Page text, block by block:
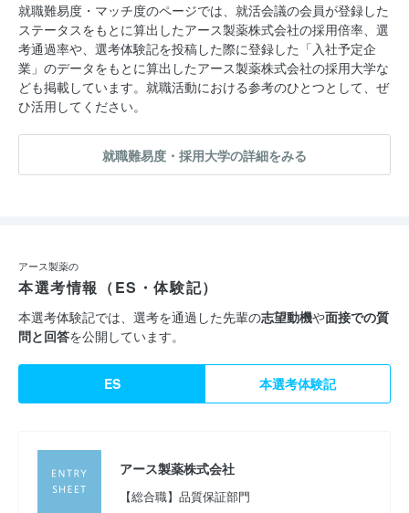
就職難易度・マッチ度のページでは、就活会議の会員が登録した
ステータスをもとに算出したアース製薬株式会社の採用倍率、選
考通過率や、選考体験記を投稿した際に登録した「入社予定企
業」のデータをもとに算出したアース製薬株式会社の採用大学な
ども掲載しています。就職活動における参考のひとつとして、ぜ
ひ活用してください。
就職難易度・採用大学の詳細をみる
アース製薬の
本選考情報（ES・体験記）
本選考体験記では、選考を通過した先輩の志望動機や面接での質
問と回答を公開しています。
ES 本選考体験記
アース製薬株式会社
【総合職】品質保証部門